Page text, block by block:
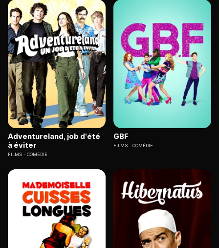
Adventureland, job d'été
à éviter
FILMS COMÉDIE
GBF
FILMS COMÉDIE